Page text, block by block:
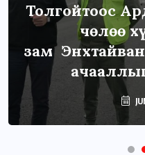
Толгойтоос
чөлөө
зам